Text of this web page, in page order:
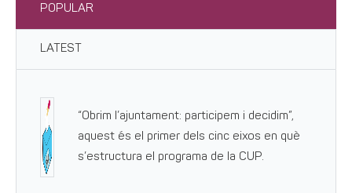
POPULAR
LATEST
“Obrim l’ajuntament: participem i decidim”,
aquest és el primer dels cinc eixos en què
s’estructura el programa de la CUP.